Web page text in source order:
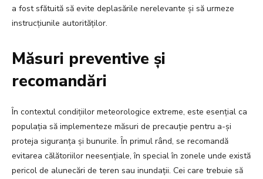
a fost sfătuită să evite deplasările nerelevante și să urmeze
instrucțiunile autorităților.
Măsuri preventive și
recomandări
În contextul condițiilor meteorologice extreme, este esențial ca
populația să implementeze măsuri de precauție pentru a-și
proteja siguranța și bunurile. În primul rând, se recomandă
evitarea călătoriilor neesențiale, în special în zonele unde există
pericol de alunecări de teren sau inundații. Cei care trebuie să